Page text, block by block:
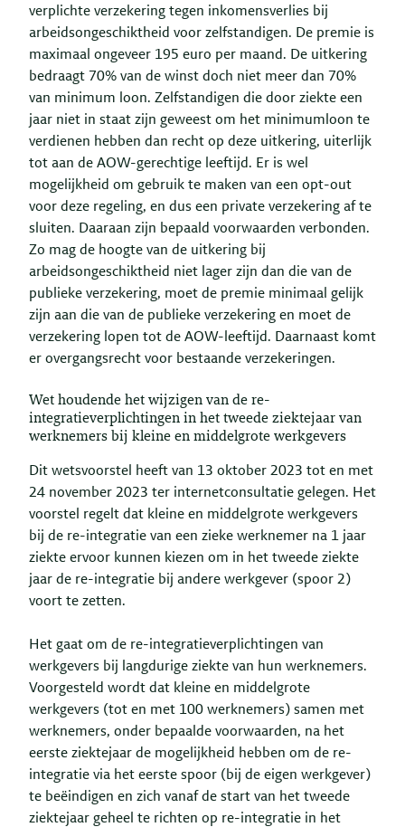
verplichte verzekering tegen inkomensverlies bij
arbeidsongeschiktheid voor zelfstandigen. De premie is
maximaal ongeveer 195 euro per maand. De uitkering
bedraagt 70% van de winst doch niet meer dan 70%
van minimum loon. Zelfstandigen die door ziekte een
jaar niet in staat zijn geweest om het minimumloon te
verdienen hebben dan recht op deze uitkering, uiterlijk
tot aan de AOW-gerechtige leeftijd. Er is wel
mogelijkheid om gebruik te maken van een opt-out
voor deze regeling, en dus een private verzekering af te
sluiten. Daaraan zijn bepaald voorwaarden verbonden.
Zo mag de hoogte van de uitkering bij
arbeidsongeschiktheid niet lager zijn dan die van de
publieke verzekering, moet de premie minimaal gelijk
zijn aan die van de publieke verzekering en moet de
verzekering lopen tot de AOW-leeftijd. Daarnaast komt
er overgangsrecht voor bestaande verzekeringen.
Wet houdende het wijzigen van de re-
integratieverplichtingen in het tweede ziektejaar van
werknemers bij kleine en middelgrote werkgevers
Dit wetsvoorstel heeft van 13 oktober 2023 tot en met
24 november 2023 ter internetconsultatie gelegen. Het
voorstel regelt dat kleine en middelgrote werkgevers
bij de re-integratie van een zieke werknemer na 1 jaar
ziekte ervoor kunnen kiezen om in het tweede ziekte
jaar de re-integratie bij andere werkgever (spoor 2)
voort te zetten.
Het gaat om de re-integratieverplichtingen van
werkgevers bij langdurige ziekte van hun werknemers.
Voorgesteld wordt dat kleine en middelgrote
werkgevers (tot en met 100 werknemers) samen met
werknemers, onder bepaalde voorwaarden, na het
eerste ziektejaar de mogelijkheid hebben om de re-
integratie via het eerste spoor (bij de eigen werkgever)
te beëindigen en zich vanaf de start van het tweede
ziektejaar geheel te richten op re-integratie in het